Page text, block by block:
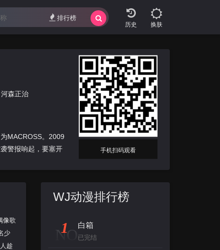
换肤
排行榜
河森正治
MACROSS。2009
警报响起，要塞开
手机扫码观看
像歌
少
趁
WJ动漫排行榜
NO
1 白箱
已完结